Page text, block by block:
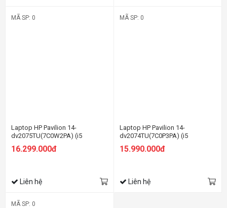
MÃ SP: 0
Laptop HP Pavilion 14-
dv2075TU(7C0W2PA) (i5
1235U/8GB RAM/512GB SSD/14
FHD/Win11/Bạc)
16.299.000đ
Liên hệ
MÃ SP: 0
Laptop HP Pavilion 14-
dv2074TU(7C0P3PA) (i5
1235U/8GB RAM/512GB SSD/14
FHD/Win11/Vàng)
15.990.000đ
Liên hệ
MÃ SP: 0